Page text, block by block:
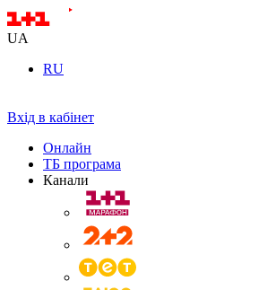
UA
RU
Вхід в кабінет
Онлайн
ТБ програма
Канали